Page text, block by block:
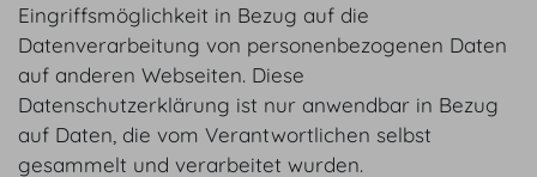
Eingriffsmöglichkeit in Bezug auf die
Datenverarbeitung von personenbezogenen Daten
auf anderen Webseiten. Diese
Datenschutzerklärung ist nur anwendbar in Bezug
auf Daten, die vom Verantwortlichen selbst
gesammelt und verarbeitet wurden.